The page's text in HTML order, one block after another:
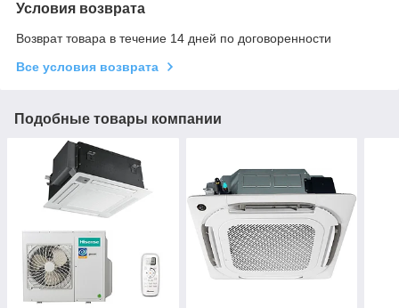
Условия возврата
Возврат товара в течение 14 дней по договоренности
Все условия возврата
Подобные товары компании